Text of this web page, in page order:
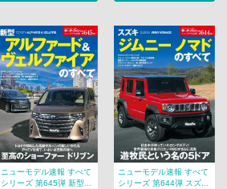
ニューモデル速報 すべて
シリーズ 第645弾 新型...
ニューモデル速報 すべて
シリーズ 第644弾 スズ...